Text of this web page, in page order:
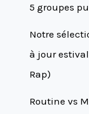
5 groupes
Notre
à jour
Rap)
Routine vs